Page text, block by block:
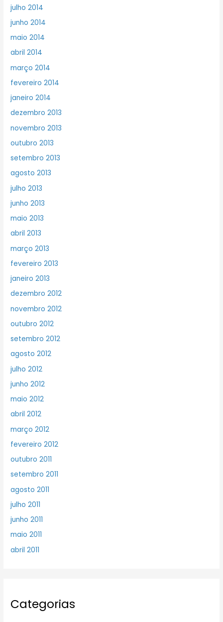
julho 2014
junho 2014
maio 2014
abril 2014
março 2014
fevereiro 2014
janeiro 2014
dezembro 2013
novembro 2013
outubro 2013
setembro 2013
agosto 2013
julho 2013
junho 2013
maio 2013
abril 2013
março 2013
fevereiro 2013
janeiro 2013
dezembro 2012
novembro 2012
outubro 2012
setembro 2012
agosto 2012
julho 2012
junho 2012
maio 2012
abril 2012
março 2012
fevereiro 2012
outubro 2011
setembro 2011
agosto 2011
julho 2011
junho 2011
maio 2011
abril 2011
Categorias